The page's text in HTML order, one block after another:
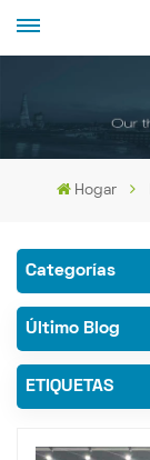
Hogar
Categorías
Último Blog
ETIQUETAS